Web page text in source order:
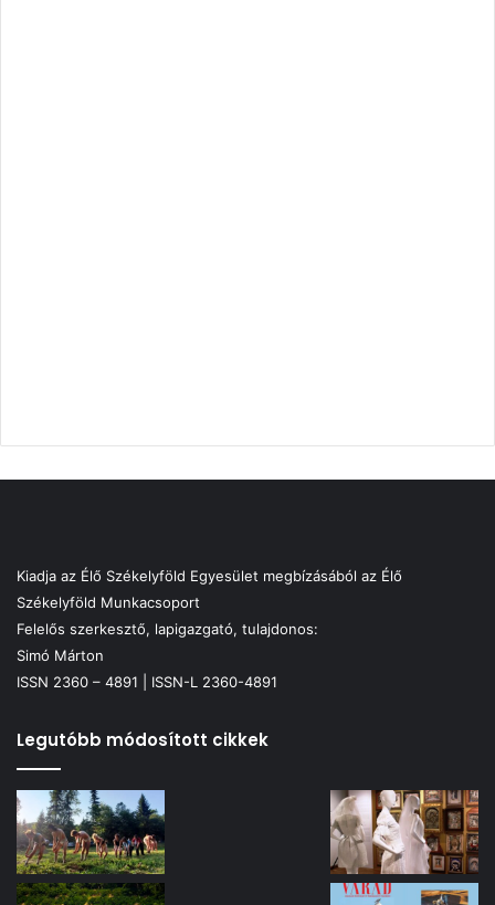
Kiadja az Élő Székelyföld Egyesület megbízásából az Élő
Székelyföld Munkacsoport
Felelős szerkesztő, lapigazgató, tulajdonos:
Simó Márton
ISSN 2360 – 4891 | ISSN-L 2360-4891
Legutóbb módosított cikkek